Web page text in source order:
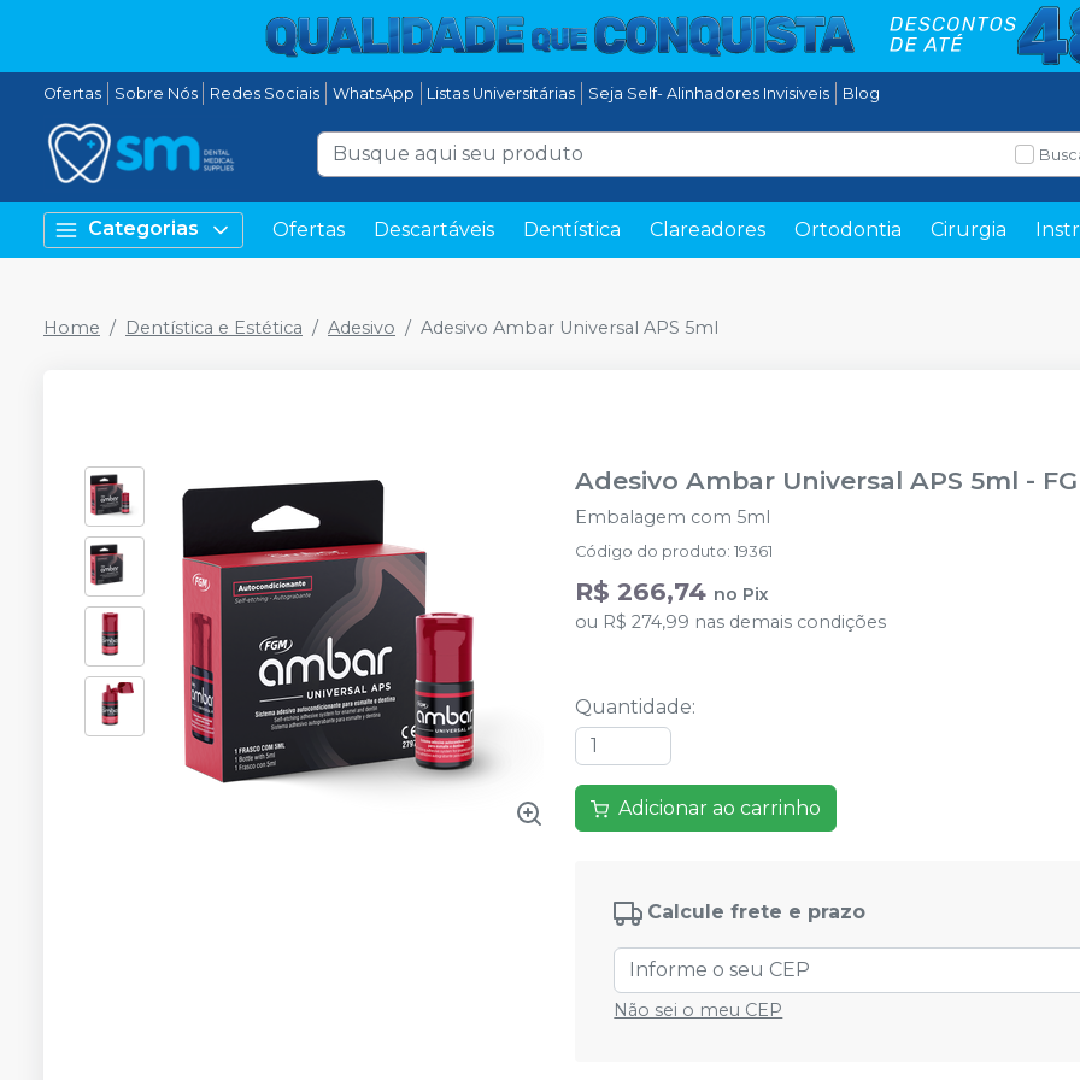
Ofertas Sobre Nós Redes Sociais WhatsApp Listas Universitárias Seja Self- Alinhadores Invisiveis Blog
Categorias Ofertas Descartáveis Dentística Clareadores Ortodontia Cirurgia
Home Dentística e Estética Adesivo Adesivo Ambar Universal APS 5ml
Adesivo Ambar Universal APS 5ml -
Embalagem com 5ml
Código do produto:19361
R$ 266,74 no Pix
ou R$ 274,99 nas demais condições
Quantidade:
Adicionar ao carrinho
Calcule frete e prazo
Não sei o meu CEP